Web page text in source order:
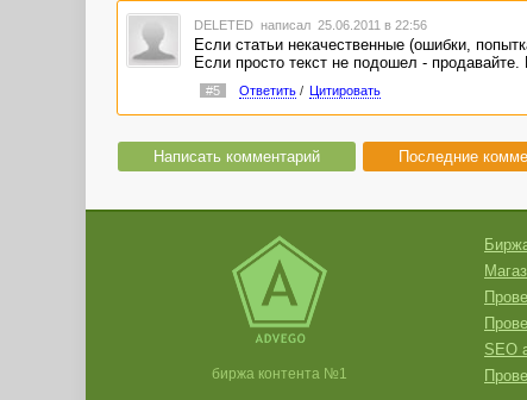
DELETED написал 25.06.2011 в 22:56
Если статьи некачественные (ошибки,
Если просто текст не подошел -
#5 Ответить/ Цитировать
Написать комментарий Последние
биржа контента №1
SEO